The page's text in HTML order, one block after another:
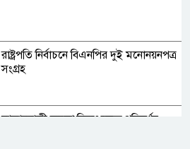
রাষ্ট্রপতি নির্বাচনে বিএনপির দুই মনোনয়নপত্র
সংগ্রহ
মাতারবাড়ী কয়লা বিদ্যুৎকেন্দ্র পরিদর্শন